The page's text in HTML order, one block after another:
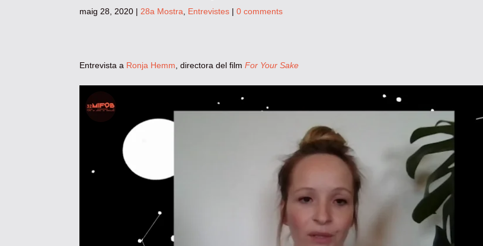
maig 28, 2020 | 28a Mostra Entrevistes |0 comments
Entrevista a Ronja Hemm, directora del film For Your Sake